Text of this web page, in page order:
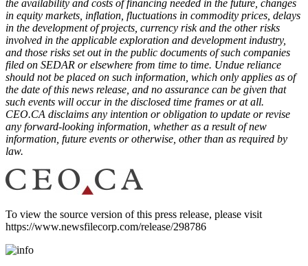
the availability and costs of financing needed in the future, changes
in equity markets, inflation, fluctuations in commodity prices, delays
in the development of projects, currency risk and the other risks
involved in the applicable exploration and development industry,
and those risks set out in the public documents of such companies
filed on SEDAR or elsewhere from time to time. Undue reliance
should not be placed on such information, which only applies as of
the date of this news release, and no assurance can be given that
such events will occur in the disclosed time frames or at all.
CEO.CA disclaims any intention or obligation to update or revise
any forward-looking information, whether as a result of new
information, future events or otherwise, other than as required by
law.
To view the source version of this press release, please visit
https://www.newsfilecorp.com/release/298786